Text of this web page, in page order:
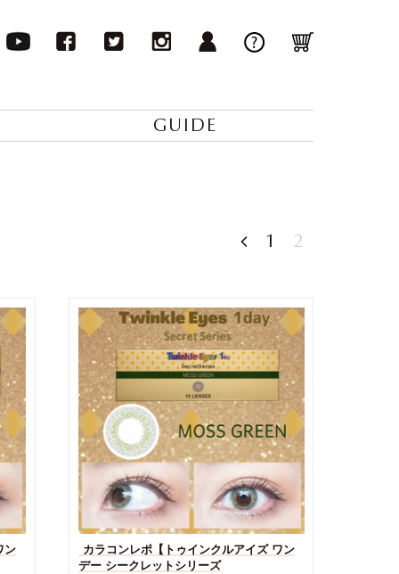
GUIDE
 1 2
ン
カラコンレポ【トゥインクルアイズ ワン
デー シークレットシリーズ